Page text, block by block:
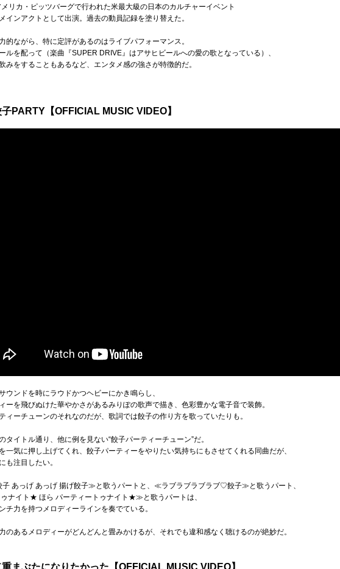
リカ・ピッツバーグで行われた米最大級の日本のカルチャーイベント
インアクトとして出演。過去の動員記録を塗り替えた。
的ながら、特に定評があるのはライブパフォーマンス。
ルを配って（楽曲『SUPER DRIVE』はアサヒビールへの愛の歌となっている）、
みをすることもあるなど、エンタメ感の強さが特徴的だ。
子PARTY【OFFICIAL MUSIC VIDEO】
ウンドを時にラウドかつヘビーにかき鳴らし、
ーを飛びぬけた華やかさがあるみりぽの歌声で描き、色彩豊かな電子音で装飾。
ィーチューンのそれなのだが、歌詞では餃子の作り方を歌っていたりも。
タイトル通り、他に例を見ない“餃子パーティーチューン”だ。
一気に押し上げてくれ、餃子パーティーをやりたい気持ちにもさせてくれる同曲だが、
も注目したい。
あっげ あっげ 揚げ餃子≫と歌うパートと、≪ラブラブラブラブ♡餃子≫と歌うパート、
ナイト★ ほら パーティートゥナイト★≫と歌うパートは、
チ力を持つメロディーラインを奏でている。
のあるメロディーがどんどんと畳みかけるが、それでも違和感なく聴けるのが絶妙だ。
重まぶたになりたかった【OFFICIAL MUSIC VIDEO】